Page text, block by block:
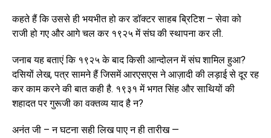
कहते हैं कि उससे ही भयभीत हो कर डॉक्टर साहब ब्रिटिश – सेवा को
राजी हो गए और आगे चल कर १९२५ में संघ की स्थापना कर ली.
जनाब यह बताएं कि १९२५ के बाद किसी आन्दोलन में संघ शामिल हुआ?
दसियों लेख, पत्र सामने हैं जिसमें आरएसएस ने आज़ादी की लड़ाई से दूर रह
कर काम करने की बात कही है. १९३१ में भगत सिंह और साथियों की
शहादत पर गुरूजी का वक्तव्य याद है न?
अनंत जी – न घटना सही लिख पाए न ही तारीख —